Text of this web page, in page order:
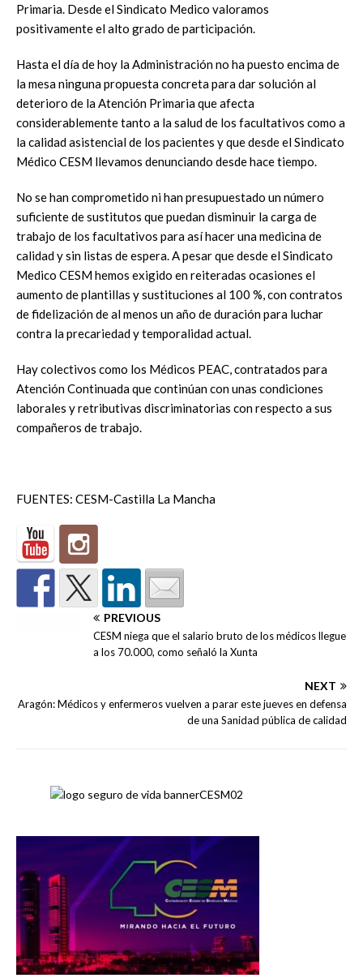
Primaria. Desde el Sindicato Medico valoramos
positivamente el alto grado de participación.
Hasta el día de hoy la Administración no ha puesto encima de
la mesa ninguna propuesta concreta para dar solución al
deterioro de la Atención Primaria que afecta
considerablemente tanto a la salud de los facultativos como a
la calidad asistencial de los pacientes y que desde el Sindicato
Médico CESM llevamos denunciando desde hace tiempo.
No se han comprometido ni han presupuestado un número
suficiente de sustitutos que puedan disminuir la carga de
trabajo de los facultativos para así hacer una medicina de
calidad y sin listas de espera. A pesar que desde el Sindicato
Medico CESM hemos exigido en reiteradas ocasiones el
aumento de plantillas y sustituciones al 100 %, con contratos
de fidelización de al menos un año de duración para luchar
contra la precariedad y temporalidad actual.
Hay colectivos como los Médicos PEAC, contratados para
Atención Continuada que continúan con unas condiciones
laborales y retributivas discriminatorias con respecto a sus
compañeros de trabajo.
FUENTES: CESM-Castilla La Mancha
PREVIOUS
CESM niega que el salario bruto de los médicos llegue
a los 70.000, como señaló la Xunta
NEXT
Aragón: Médicos y enfermeros vuelven a parar este jueves en defensa
de una Sanidad pública de calidad